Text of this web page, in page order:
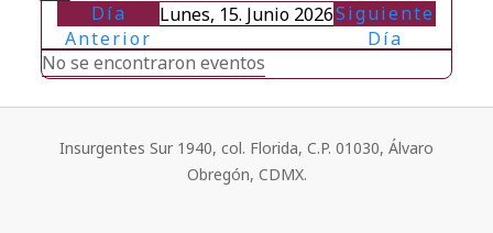
Día
Anterior
Lunes, 15. Junio 2026Siguiente
Día
No se encontraron eventos
Insurgentes Sur 1940, col. Florida, C.P. 01030, Álvaro
Obregón, CDMX.